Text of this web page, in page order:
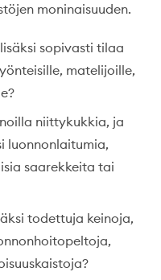
moninaisuuden.
sopivasti tilaa
matelijoille,
niittykukkia, ja
luonnonlaitumia,
saarekkeita tai
todettuja keinoja,